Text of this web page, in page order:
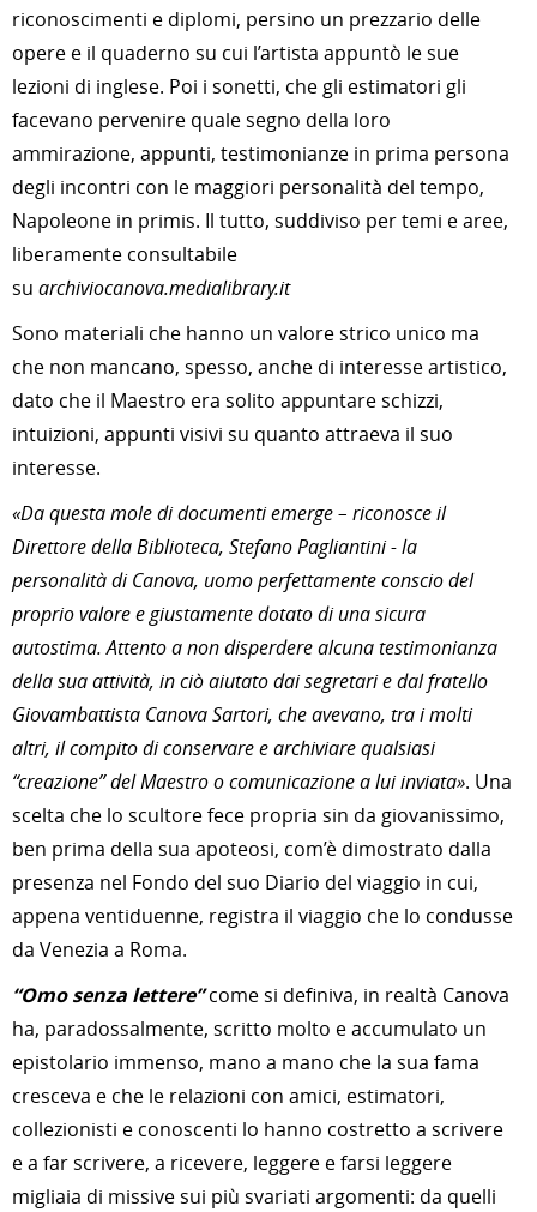
riconoscimenti e diplomi, persino un prezzario delle
opere e il quaderno su cui l’artista appuntò le sue
lezioni di inglese. Poi i sonetti, che gli estimatori gli
facevano pervenire quale segno della loro
ammirazione, appunti, testimonianze in prima persona
degli incontri con le maggiori personalità del tempo,
Napoleone in primis. Il tutto, suddiviso per temi e aree,
liberamente consultabile
su archiviocanova.medialibrary.it
Sono materiali che hanno un valore strico unico ma
che non mancano, spesso, anche di interesse artistico,
dato che il Maestro era solito appuntare schizzi,
intuizioni, appunti visivi su quanto attraeva il suo
interesse.
«Da questa mole di documenti emerge – riconosce il
Direttore della Biblioteca, Stefano Pagliantini - la
personalità di Canova, uomo perfettamente conscio del
proprio valore e giustamente dotato di una sicura
autostima. Attento a non disperdere alcuna testimonianza
della sua attività, in ciò aiutato dai segretari e dal fratello
Giovambattista Canova Sartori, che avevano, tra i molti
altri, il compito di conservare e archiviare qualsiasi
“creazione” del Maestro o comunicazione a lui inviata». Una
scelta che lo scultore fece propria sin da giovanissimo,
ben prima della sua apoteosi, com’è dimostrato dalla
presenza nel Fondo del suo Diario del viaggio in cui,
appena ventiduenne, registra il viaggio che lo condusse
da Venezia a Roma.
“Omo senza lettere” come si definiva, in realtà Canova
ha, paradossalmente, scritto molto e accumulato un
epistolario immenso, mano a mano che la sua fama
cresceva e che le relazioni con amici, estimatori,
collezionisti e conoscenti lo hanno costretto a scrivere
e a far scrivere, a ricevere, leggere e farsi leggere
migliaia di missive sui più svariati argomenti: da quelli